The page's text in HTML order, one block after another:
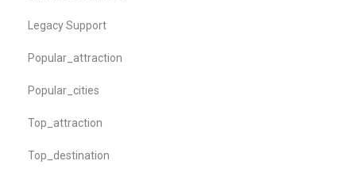
Legacy Support
Popular_attraction
Popular_cities
Top_attraction
Top_destination